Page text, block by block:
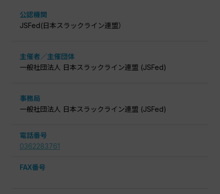
公認機関
JSFed(日本スラックライン連盟）
主催者／主催団体
一般社団法人 日本スラックライン連盟 (JSFed)
事務局
一般社団法人 日本スラックライン連盟 (JSFed)
電話番号
0362283761
FAX番号